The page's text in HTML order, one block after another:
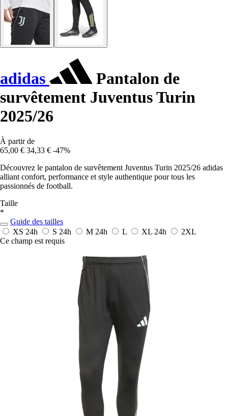
adidas
Pantalon de
survêtement Juventus Turin
2025/26
À partir de
65,00 € 34,33 € -47%
Découvrez le pantalon de survêtement Juventus Turin 2025/26 adidas
alliant confort, performance et style authentique pour tous les
passionnés de football.
Taille
*
Guide des tailles
XS 24h S 24h M 24h L XL 24h
2XL
Ce champ est requis